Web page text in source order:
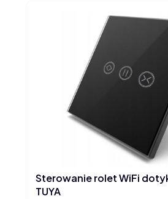
Sterowanie rolet WiFi
TUYA